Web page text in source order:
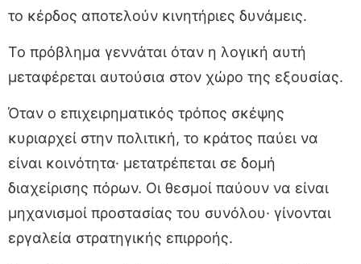
το κέρδος αποτελούν κινητήριες δυνάμεις.
Το πρόβλημα γεννάται όταν η λογική αυτή
μεταφέρεται αυτούσια στον χώρο της εξουσίας.
Όταν ο επιχειρηματικός τρόπος σκέψης
κυριαρχεί στην πολιτική, το κράτος παύει να
είναι κοινότητα· μετατρέπεται σε δομή
διαχείρισης πόρων. Οι θεσμοί παύουν να είναι
μηχανισμοί προστασίας του συνόλου· γίνονται
εργαλεία στρατηγικής επιρροής.